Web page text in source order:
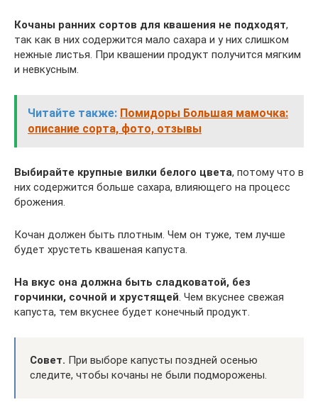
Кочаны ранних сортов для квашения не подходят,
так как в них содержится мало сахара и у них слишком
нежные листья. При квашении продукт получится мягким
и невкусным.
Читайте также: Помидоры Большая мамочка:
описание сорта, фото, отзывы
Выбирайте крупные вилки белого цвета, потому что в
них содержится больше сахара, влияющего на процесс
брожения.
Кочан должен быть плотным. Чем он туже, тем лучше
будет хрустеть квашеная капуста.
На вкус она должна быть сладковатой, без
горчинки, сочной и хрустящей. Чем вкуснее свежая
капуста, тем вкуснее будет конечный продукт.
Совет. При выборе капусты поздней осенью
следите, чтобы кочаны не были подморожены.